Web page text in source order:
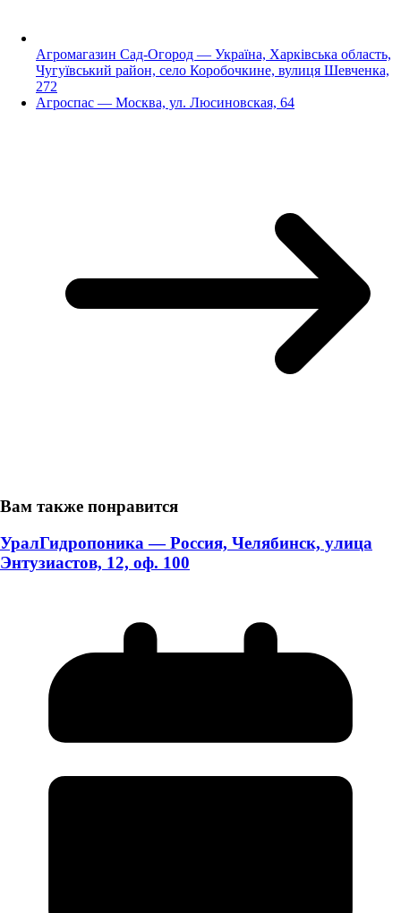
Агромагазин Сад-Огород — Україна, Харківська область,
Чугуївський район, село Коробочкине, вулиця Шевченка,
272
Агроспас — Москва, ул. Люсиновская, 64
Вам также понравится
УралГидропоника — Россия, Челябинск, улица
Энтузиастов, 12, оф. 100